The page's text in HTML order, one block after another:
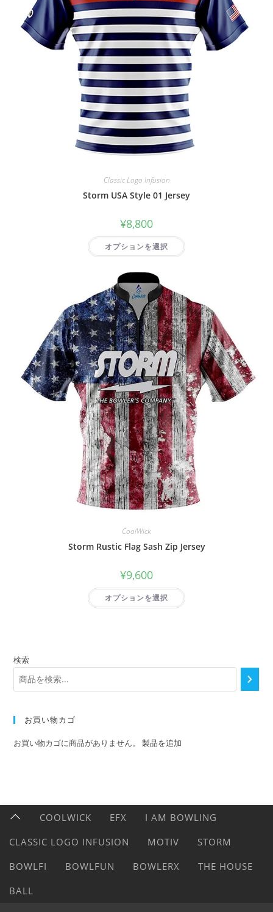
Classic Logo Infusion
Storm USA Style 01 Jersey
¥8,800
オプションを選択
CoolWick
Storm Rustic Flag Sash Zip Jersey
¥9,600
オプションを選択
検索
お買い物カゴ
お買い物カゴに商品がありません。製品を追加
COOLWICK EFX
I AM BOWLING
CLASSIC LOGO INFUSION
MOTIV
STORM
BOWLFI
BOWLFUN BOWLERX
THE HOUSE
BALL